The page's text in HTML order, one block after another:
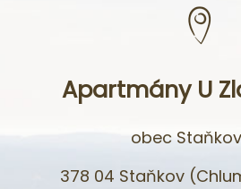
Apartmány U
obec
378 04 Staňkov